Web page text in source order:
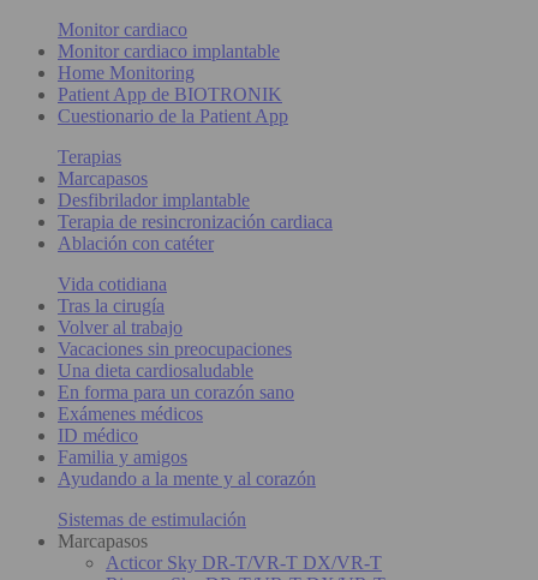
Monitor cardiaco
Monitor cardiaco implantable
Home Monitoring
Patient App de BIOTRONIK
Cuestionario de la Patient App
Terapias
Marcapasos
Desfibrilador implantable
Terapia de resincronización cardiaca
Ablación con catéter
Vida cotidiana
Tras la cirugía
Volver al trabajo
Vacaciones sin preocupaciones
Una dieta cardiosaludable
En forma para un corazón sano
Exámenes médicos
ID médico
Familia y amigos
Ayudando a la mente y al corazón
Sistemas de estimulación
Marcapasos
Acticor Sky DR-T/VR-T DX/VR-T